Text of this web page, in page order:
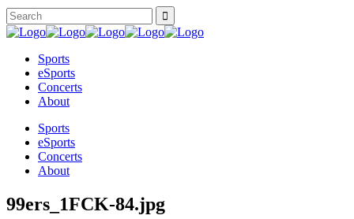
Sports
eSports
Concerts
About
Sports
eSports
Concerts
About
99ers_1FCK-84.jpg